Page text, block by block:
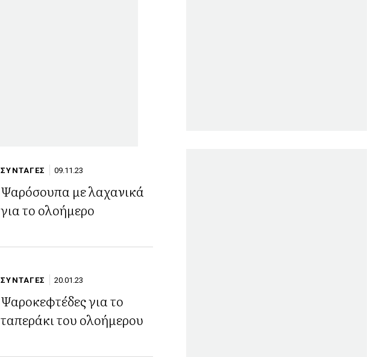
ΣΥΝΤΑΓΕΣ 09.11.23
Ψαρόσουπα με λαχανικά
για το ολοήμερο
ΣΥΝΤΑΓΕΣ 20.01.23
Ψαροκεφτέδες για το
ταπεράκι του ολοήμερου